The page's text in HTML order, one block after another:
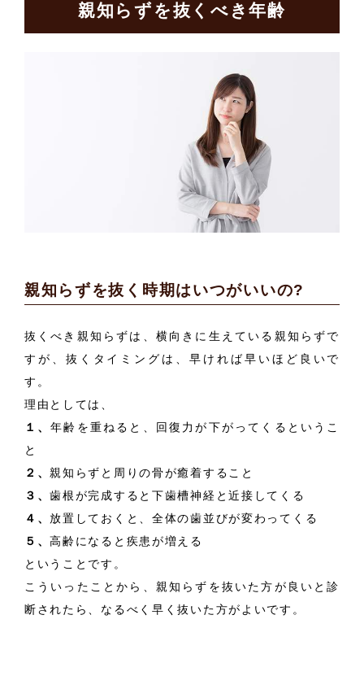
親知らずを抜くべき年齢
親知らずを抜く時期はいつがいいの?
抜くべき親知らずは、横向きに生えている親知らずで
すが、抜くタイミングは、早ければ早いほど良いで
す。
理由としては、
１、年齢を重ねると、回復力が下がってくるというこ
と
２、親知らずと周りの骨が癒着すること
３、歯根が完成すると下歯槽神経と近接してくる
４、放置しておくと、全体の歯並びが変わってくる
５、高齢になると疾患が増える
ということです。
こういったことから、親知らずを抜いた方が良いと診
断されたら、なるべく早く抜いた方がよいです。